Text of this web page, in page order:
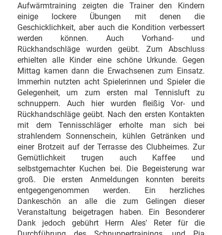
Aufwärmtraining zeigten die Trainer den Kindern
einige lockere Übungen mit denen die
Geschicklichkeit, aber auch die Kondition verbessert
werden können. Auch Vorhand- und
Rückhandschläge wurden geübt. Zum Abschluss
erhielten alle Kinder eine schöne Urkunde. Gegen
Mittag kamen dann die Erwachsenen zum Einsatz.
Immerhin nutzten acht Spielerinnen und Spieler die
Gelegenheit, um zum ersten mal Tennisluft zu
schnuppern. Auch hier wurden fleißig Vor- und
Rückhandschläge geübt. Nach den ersten Kontakten
mit dem Tennisschläger erholte man sich bei
strahlendem Sonnenschein, kühlen Getränken und
einer Brotzeit auf der Terrasse des Clubheimes. Zur
Gemütlichkeit trugen auch Kaffee und
selbstgemachter Kuchen bei. Die Begeisterung war
groß. Die ersten Anmeldungen konnten bereits
entgegengenommen werden. Ein herzliches
Dankeschön an alle die zum Gelingen dieser
Veranstaltung beigetragen haben. Ein Besonderer
Dank jedoch gebührt Herrn Ales' Reter für die